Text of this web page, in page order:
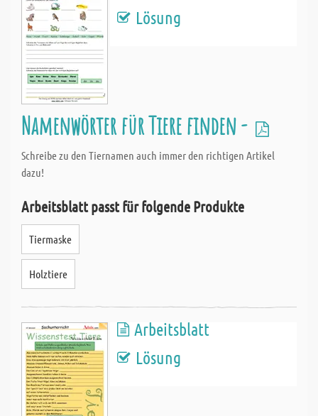
Lösung
Namenwörter für Tiere finden -
Schreibe zu den Tiernamen auch immer den richtigen Artikel
dazu!
Arbeitsblatt passt für folgende Produkte
Tiermaske
Holztiere
Arbeitsblatt
Lösung